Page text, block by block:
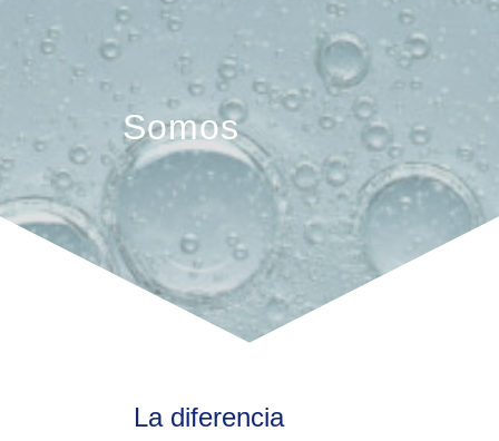
Somos rápidos
La diferencia